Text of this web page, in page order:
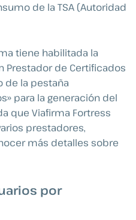
de la TSA (Autoridad
tiene habilitada la
Prestador de Certificados
de la pestaña
para la generación del
que Viafirma Fortress
prestadores,
más detalles sobre
por